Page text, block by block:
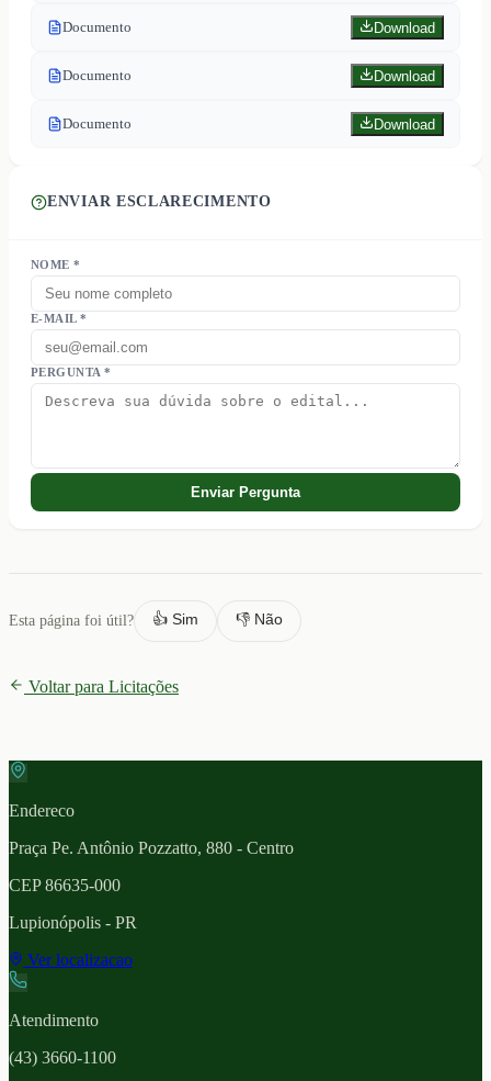
Documento Download
Documento Download
Documento Download
ENVIAR ESCLARECIMENTO
NOME *
E-MAIL *
PERGUNTA *
Enviar Pergunta
Esta página foi útil? 👍 Sim 👎 Não
Voltar para Licitações
Endereco
Praça Pe. Antônio Pozzatto, 880 - Centro
CEP86635-000
Lupionópolis - PR
Ver localizacao
Atendimento
(43) 3660-1100